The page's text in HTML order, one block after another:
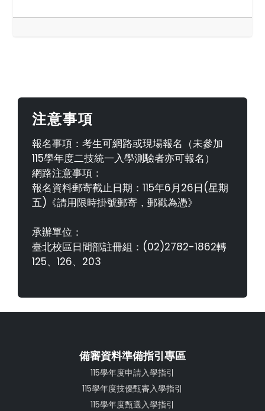
注意事項
報名事項：考生可網路或現場報名（未參加
115學年度二技統一入學測驗者亦可報名）
網路注意事項：
報名資料郵寄截止日期：115年6月26日(星期
五)《請用限時掛號郵寄，郵戳為憑》
承辦單位：
臺北校區日間部註冊組：(02)2782-1862轉
125、126、203
備審資料準備指引專區
115學年度申請入學指引
115學年度技優甄審入學指引
115學年度甄選入學指引